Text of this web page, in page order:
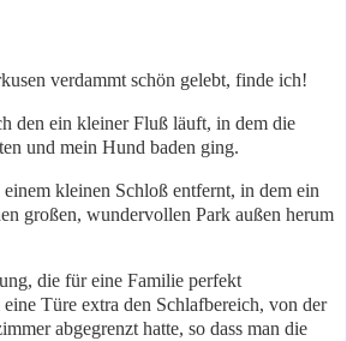
verdammt schön gelebt, finde ich!
den ein kleiner Fluß läuft, in dem die
und mein Hund baden ging.
kleinen Schloß entfernt, in dem ein
großen, wundervollen Park außen herum
die für eine Familie perfekt
Türe extra den Schlafbereich, von der
abgegrenzt hatte, so dass man die